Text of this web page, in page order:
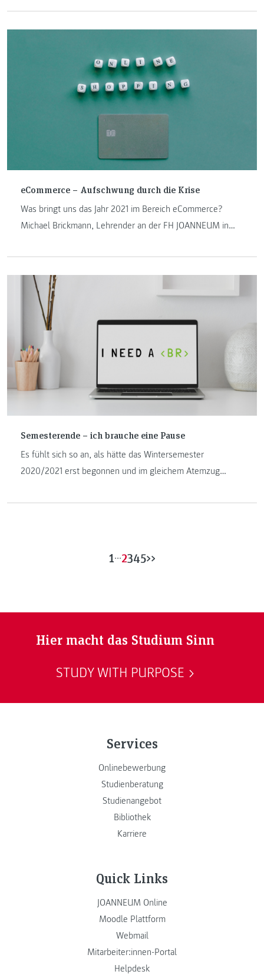
typische Woche und die Herausforderungen warten in
eCommerce – Aufschwung durch die Krise
Was bringt uns das Jahr 2021 im Bereich eCommerce?
Michael Brickmann, Lehrender an der FH JOANNEUM in
verbundenen Herausforderungen.
Semesterende – ich brauche eine Pause
Es fühlt sich so an, als hätte das Wintersemester
2020/2021 erst begonnen und im gleichem Atemzug
1...2345>>
Hier macht das Studium Sinn
STUDY WITH PURPOSE
Services
Onlinebewerbung
Studienberatung
Studienangebot
Bibliothek
Karriere
Quick Links
JOANNEUM Online
Moodle Plattform
Webmail
Mitarbeiter:innen-Portal
Helpdesk